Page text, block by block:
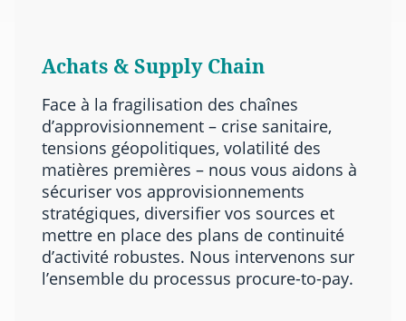
Achats & Supply Chain
Face à la fragilisation des chaînes
d’approvisionnement – crise sanitaire,
tensions géopolitiques, volatilité des
matières premières – nous vous aidons à
sécuriser vos approvisionnements
stratégiques, diversifier vos sources et
mettre en place des plans de continuité
d’activité robustes. Nous intervenons sur
l’ensemble du processus procure-to-pay.